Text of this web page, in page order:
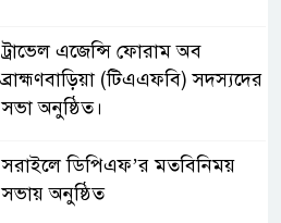
ট্রাভেল এজেন্সি ফোরাম অব
ব্রাহ্মণবাড়িয়া (টিএএফবি) সদস্যদের
সভা অনুষ্ঠিত।
সরাইলে ডিপিএফ’র মতবিনিময়
সভায় অনুষ্ঠিত